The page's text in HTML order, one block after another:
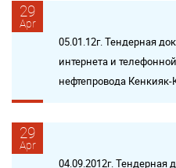
29
Apr
05.01.12г. Тендерная
интернета и
нефтепровода
29
Apr
04.09.2012г. Тендерная